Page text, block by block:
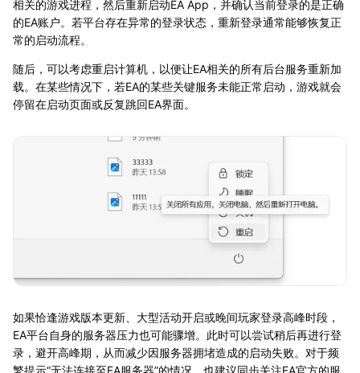
相关的游戏进程，然后重新启动EA App，并确认当前登录的是正确
的EA账户。若平台存在异常的登录状态，重新登录通常能够恢复正
常的启动流程。
随后，可以考虑重启计算机，以便让EA相关的所有后台服务重新加
载。在某些情况下，若EA的某些关键服务未能正常启动，游戏就会
停留在启动页面或反复跳回EA界面。
如果恰逢游戏版本更新、大型活动开启或晚间玩家登录高峰时段，
EA平台自身的服务器压力也可能骤增。此时可以尝试稍后再进行登
录，避开高峰期，从而减少因服务器拥堵造成的启动失败。对于频
繁提示“无法连接至EA服务器”的情况，也建议同步关注EA官方的服